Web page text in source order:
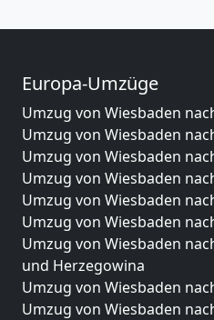
Europa-Umzüge
Umzug von Wiesbaden
Umzug von Wiesbaden
Umzug von Wiesbaden
Umzug von Wiesbaden
Umzug von Wiesbaden
Umzug von Wiesbaden
Umzug von Wiesbaden
und Herzegowina
Umzug von Wiesbaden
Umzug von Wiesbaden